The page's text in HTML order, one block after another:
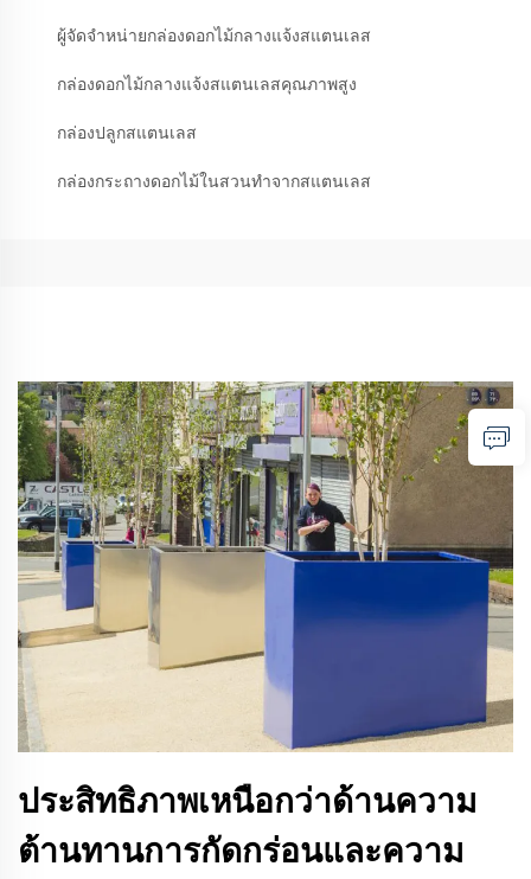
ผู้จัดจำหน่ายกล่องดอกไม้กลางแจ้งสแตนเลส
กล่องดอกไม้กลางแจ้งสแตนเลสคุณภาพสูง
กล่องปลูกสแตนเลส
กล่องกระถางดอกไม้ในสวนทำจากสแตนเลส
ประสิทธิภาพเหนือกว่าด้านความ
ต้านทานการกัดกร่อนและความ